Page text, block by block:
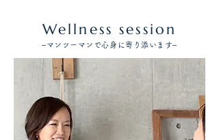
Wellness session
–マンツーマンで心身に寄り添います–